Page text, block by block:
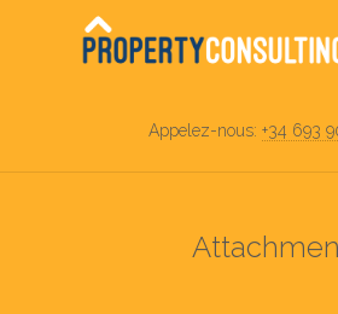
Appelez-nous: +34 693